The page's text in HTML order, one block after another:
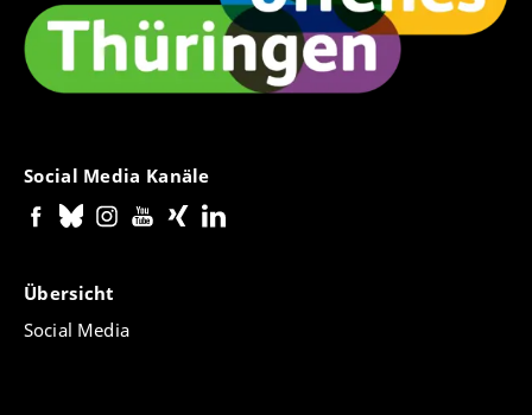
Social Media Kanäle
Übersicht
Social Media